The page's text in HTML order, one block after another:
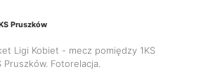
Pruszków
Ligi Kobiet - mecz pomiędzy 1KS
Pruszków. Fotorelacja.